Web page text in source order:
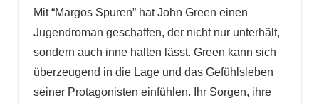
Mit “Margos Spuren” hat John Green einen
Jugendroman geschaffen, der nicht nur unterhält,
sondern auch inne halten lässt. Green kann sich
überzeugend in die Lage und das Gefühlsleben
seiner Protagonisten einfühlen. Ihr Sorgen, ihre